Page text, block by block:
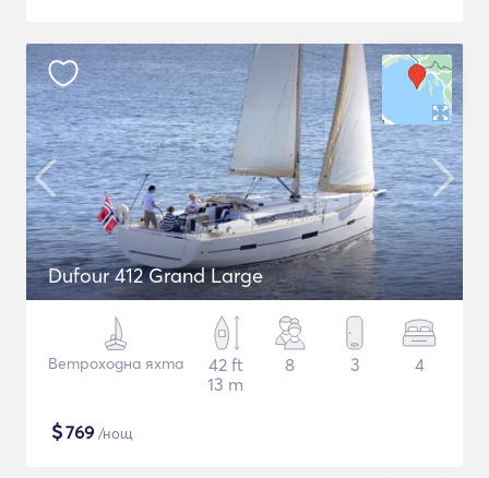
Dufour 412 Grand Large
Ветроходна яхта
42 ft
13 m
8 3 4
$769 /нощ